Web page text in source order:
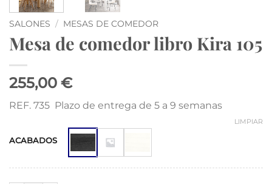
SALONES / MESAS DE COMEDOR
Mesa de comedor libro Kira 105
255,00 €
REF. 735 Plazo de entrega de 5 a 9 semanas
ACABADOS
LIMPIAR